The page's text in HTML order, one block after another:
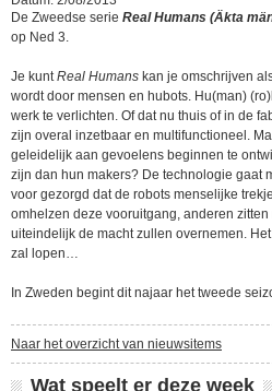
De Zweedse serie Real Humans (Äkta
op Ned 3.
Je kuntReal Humans kan je omschrijven
wordt door mensen en hubots. Hu(man)
werk te verlichten. Of dat nu thuis of in de
zijn overal inzetbaar en multifunctioneel.
geleidelijk aan gevoelens beginnen te
zijn dan hun makers? De technologie gaat
voor gezorgd dat de robots menselijke
omhelzen deze vooruitgang, anderen
uiteindelijk de macht zullen overnemen.
zal lopen…
In Zweden begint dit najaar het tweede
Naar het overzicht van nieuwsitems
Wat speelt er deze week